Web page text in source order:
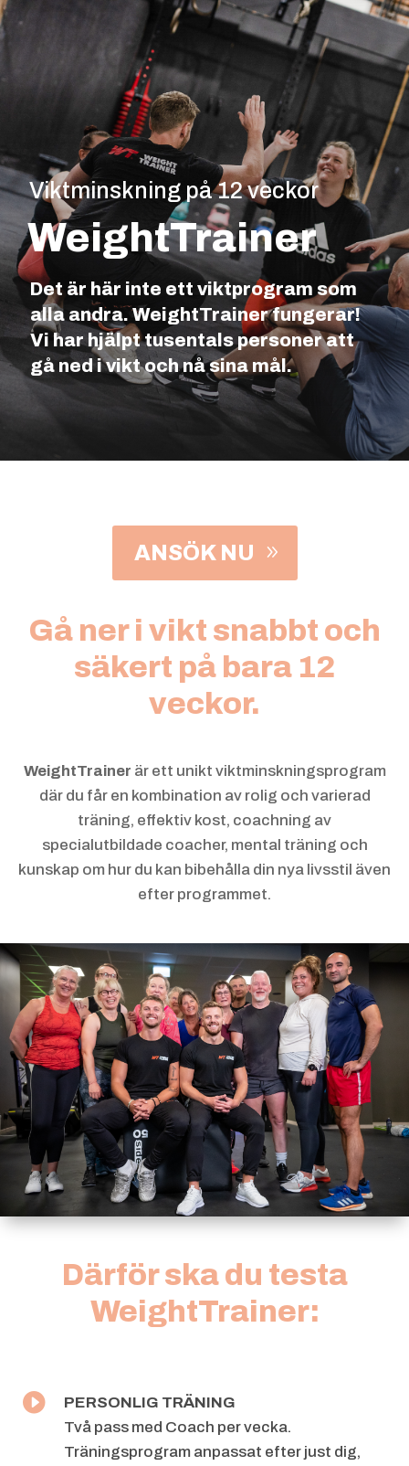
Viktminskning på 12 veckor
WeightTrainer
Det är här inte ett viktprogram som
alla andra. WeightTrainer fungerar!
Vi har hjälpt tusentals personer att
gå ned i vikt och nå sina mål.
ANSÖK NU
Gå ner i vikt snabbt och
säkert på bara 12
veckor.
WeightTrainer är ett unikt viktminskningsprogram
där du får en kombination av rolig och varierad
träning, effektiv kost, coachning av
specialutbildade coacher, mental träning och
kunskap om hur du kan bibehålla din nya livsstil även
efter programmet.
Därför ska du testa
WeightTrainer:

PERSONLIG TRÄNING
Två pass med Coach per vecka.
Träningsprogram anpassat efter just dig,